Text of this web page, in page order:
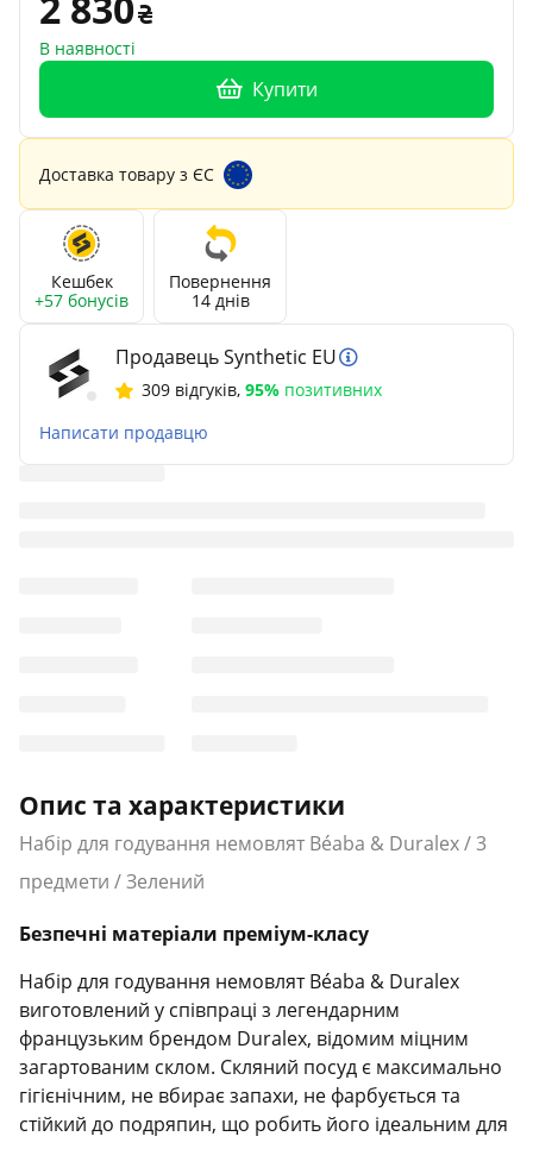
В наявності
Купити
Доставка товару з ЄС
Кешбек
+57 бонусів
Повернення
14 днів
Продавець Synthetic EU
309 відгуків, 95% позитивних
Написати продавцю
Опис та характеристики
Набір для годування немовлят Béaba & Duralex / 3
предмети / Зелений
Безпечні матеріали преміум-класу
Набір для годування немовлят Béaba & Duralex
виготовлений у співпраці з легендарним
французьким брендом Duralex, відомим міцним
загартованим склом. Скляний посуд є максимально
гігієнічним, не вбирає запахи, не фарбується та
стійкий до подряпин, що робить його ідеальним для